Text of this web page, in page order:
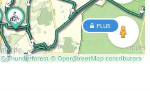
© Thunderforest © OpenStreetMap contributors
PLUS